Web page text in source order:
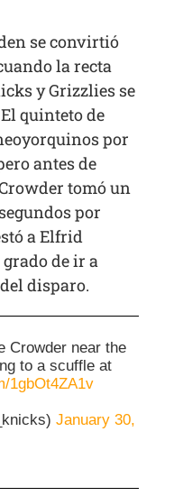
se convirtió
la recta
y Grizzlies se
quinteto de
por
antes de
tomó un
por
a Elfrid
de ir a
disparo.
Crowder near the
to a scuffle at
1gbOt4ZA1v
January 30,